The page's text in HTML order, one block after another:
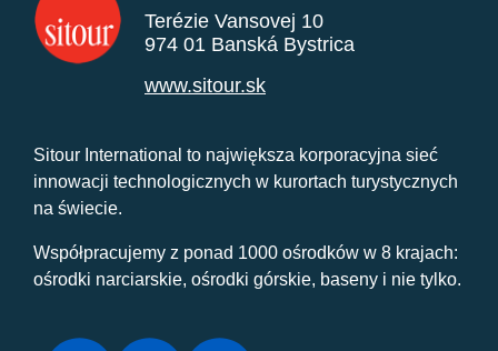
Terézie Vansovej 10
974 01 Banská Bystrica
www.sitour.sk
Sitour International to największa korporacyjna sieć
innowacji technologicznych w kurortach turystycznych
na świecie.
Współpracujemy z ponad 1000 ośrodków w 8 krajach:
ośrodki narciarskie, ośrodki górskie, baseny i nie tylko.